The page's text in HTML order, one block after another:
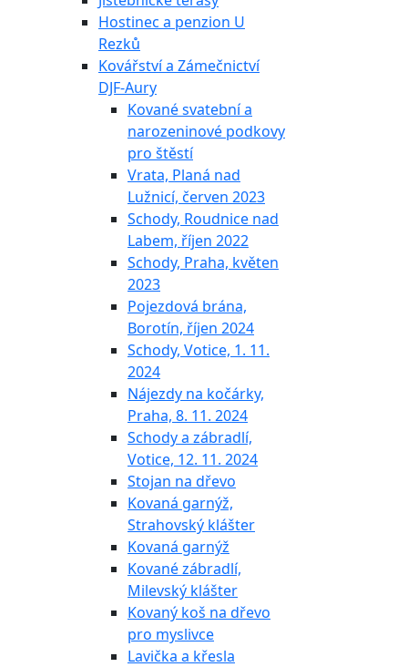
Hostinec a penzion U
Rezků
Kovářství a Zámečnictví
DJF-Aury
Kované svatební a
narozeninové podkovy
pro štěstí
Vrata, Planá nad
Lužnicí, červen 2023
Schody, Roudnice nad
Labem, říjen 2022
Schody, Praha, květen
2023
Pojezdová brána,
Borotín, říjen 2024
Schody, Votice, 1. 11.
2024
Nájezdy na kočárky,
Praha, 8. 11. 2024
Schody a zábradlí,
Votice, 12. 11. 2024
Stojan na dřevo
Kovaná garnýž,
Strahovský klášter
Kovaná garnýž
Kované zábradlí,
Milevský klášter
Kovaný koš na dřevo
pro myslivce
Lavička a křesla